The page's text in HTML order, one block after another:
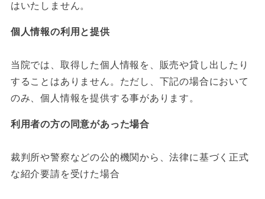
はいたしません。
個人情報の利用と提供
当院では、取得した個人情報を、販売や貸し出したり
することはありません。ただし、下記の場合において
のみ、個人情報を提供する事があります。
利用者の方の同意があった場合
裁判所や警察などの公的機関から、法律に基づく正式
な紹介要請を受けた場合